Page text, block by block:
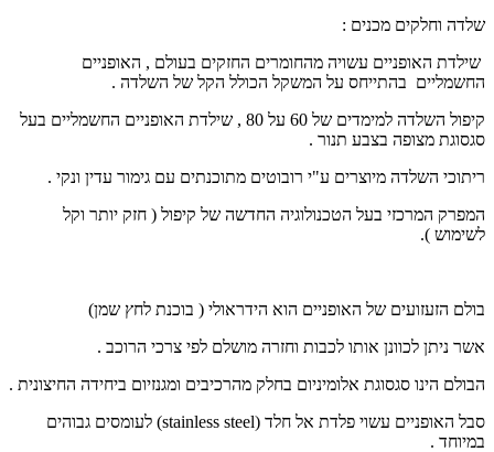
שלדה וחלקים מכנים :
שילדת האופניים עשויה מהחומרים החזקים בעולם , האופניים
החשמליים בהתייחס על המשקל הכולל הקל של השלדה .
קיפול השלדה למימדים של 60 על 80 , שילדת האופניים החשמליים בעל
סגסוגת מצופה בצבע תנור .
ריתוכי השלדה מיוצרים ע"י רובוטים מתוכנתים עם גימור עדין ונקי .
המפרק המרכזי בעל הטכנולוגיה החדשה של קיפול ( חזק יותר וקל
לשימוש ).
בולם הזעזועים של האופניים הוא הידראולי ( בוכנת לחץ שמן)
אשר ניתן לכוונן אותו לכבות וחזרה מושלם לפי צרכי הרוכב .
הבולם הינו סגסוגת אלומיניום בחלק מהרכיבים ומגנזיום ביחידה החיצונית .
סבל האופניים עשוי פלדת אל חלד (stainless steel) לעומסים גבוהים
במיוחד .